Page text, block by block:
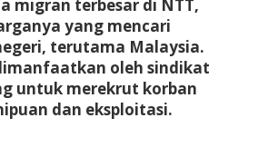
migran terbesar di NTT,
yang mencari
terutama Malaysia.
oleh sindikat
untuk merekrut korban
dan eksploitasi.